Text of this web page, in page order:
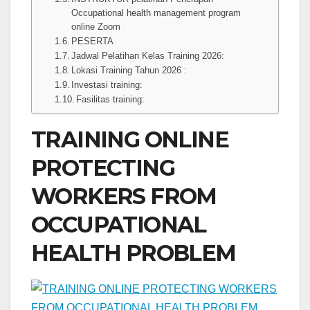
Occupational health management program
online Zoom
PESERTA
Jadwal Pelatihan Kelas Training 2026:
Lokasi Training Tahun 2026 :
Investasi training:
Fasilitas training:
TRAINING ONLINE
PROTECTING
WORKERS FROM
OCCUPATIONAL
HEALTH PROBLEM